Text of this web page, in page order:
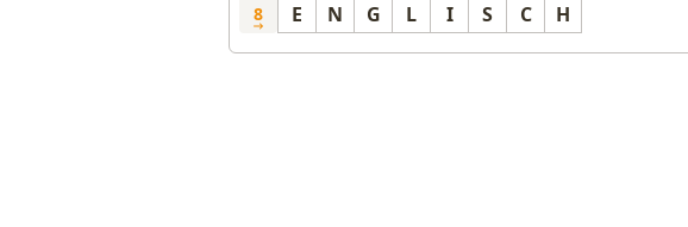
8 E N G L I S C H